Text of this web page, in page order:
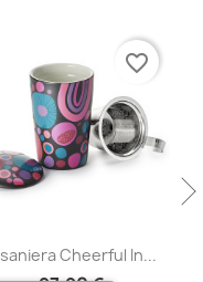
Cheerful In...
favorite_border